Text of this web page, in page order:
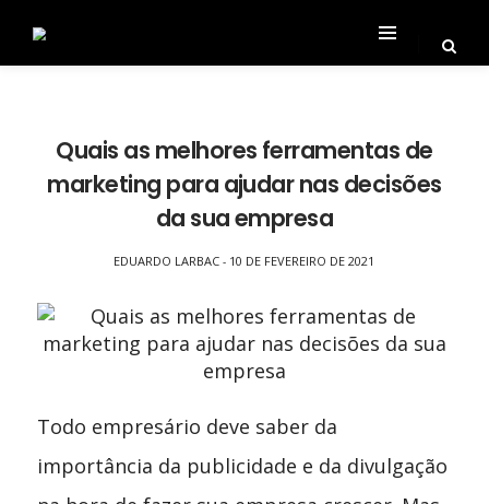
Quais as melhores ferramentas de
marketing para ajudar nas decisões
da sua empresa
EDUARDO LARBAC - 10 DE FEVEREIRO DE 2021
Todo empresário deve saber da
importância da publicidade e da divulgação